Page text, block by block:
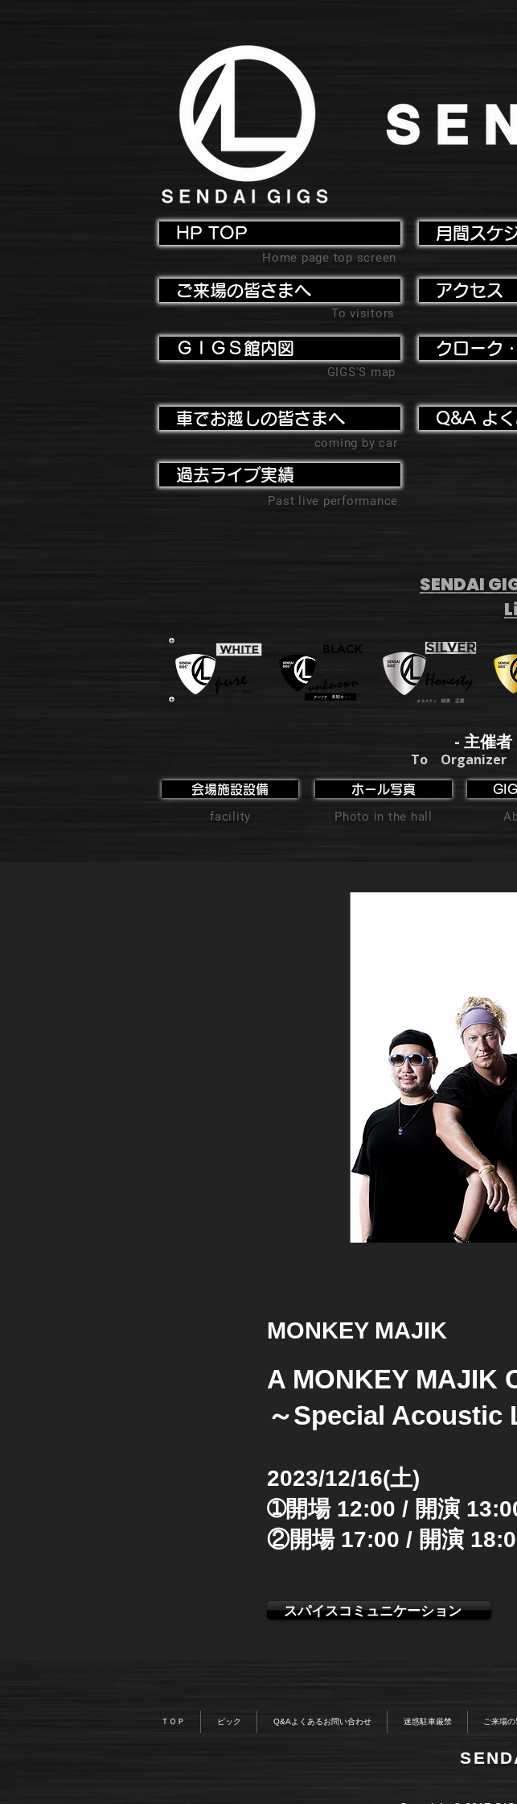
HP TOP
Home page top screen
ご来場の皆さまへ
To visitors
ＧＩＧＳ館内図
GIGS'S map
月間スケ
アクセス
クローク
車でお越しの皆さまへ
coming by car
過去ライブ実績
Past live performance
Q&A よく
SENDAI
- 主催
To Organizer
会場施設設備
facility
ホール写真
Photo in the hall
MONKEY MAJIK
A MONKEY MAJIK
～Special Acoustic
2023/12/16(土)
➀開場 12:00 / 開演
②開場 17:00 / 開演
スパイスコミュニケーション
ＴＯＰ ピック Q&Aよくあるお問い合わせ 迷惑駐車厳禁 ご来場